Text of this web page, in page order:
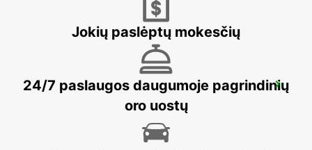
KEFALONIA AIRPORT
KEFALONIA - GREECE
Jokių paslėptų mokesčių
24/7 paslaugos daugumoje pagrindinių
oro uostų